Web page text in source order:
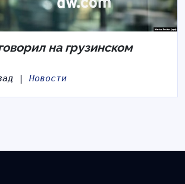
на грузинском
| Новости